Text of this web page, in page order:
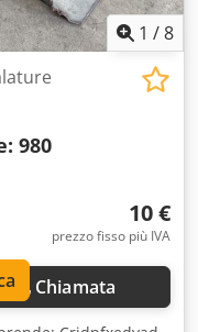
1 /8
980
10 €
prezzo fisso più IVA
Chiamata